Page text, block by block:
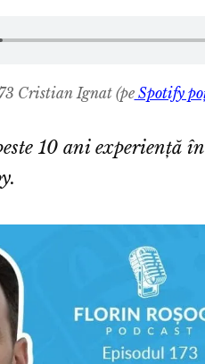
Cristian Ignat(peSpotify
10 ani experiență